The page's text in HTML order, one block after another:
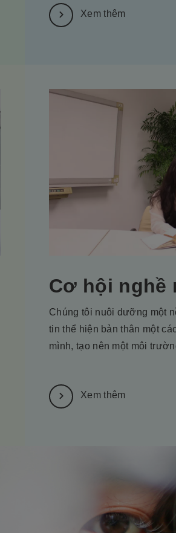
Xem thêm
Cơ hội nghề
Chúng tôi nuôi dưỡng một
tin thể hiện bản thân một
mình, tạo nên một môi
Xem thêm